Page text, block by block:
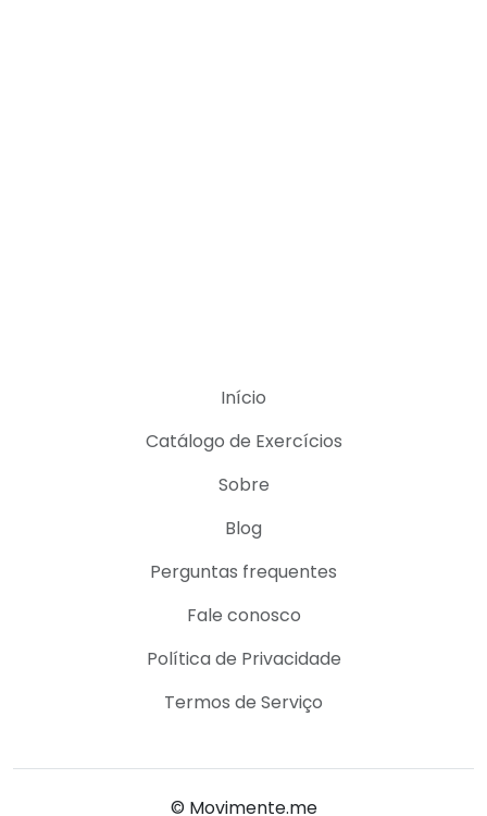
Início
Catálogo de Exercícios
Sobre
Blog
Perguntas frequentes
Fale conosco
Política de Privacidade
Termos de Serviço
© Movimente.me